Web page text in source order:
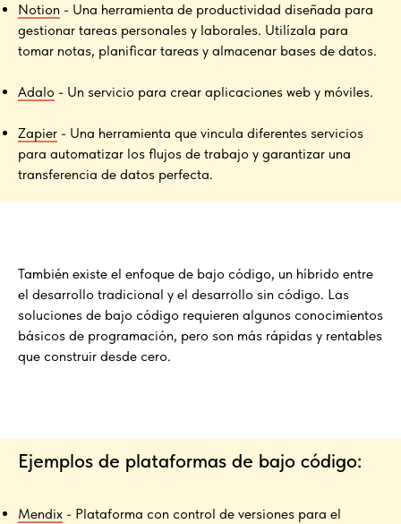
Notion - Una herramienta de productividad diseñada para
gestionar tareas personales y laborales. Utilízala para
tomar notas, planificar tareas y almacenar bases de datos.
Adalo - Un servicio para crear aplicaciones web y móviles.
Zapier - Una herramienta que vincula diferentes servicios
para automatizar los flujos de trabajo y garantizar una
transferencia de datos perfecta.
También existe el enfoque de bajo código, un híbrido entre
el desarrollo tradicional y el desarrollo sin código. Las
soluciones de bajo código requieren algunos conocimientos
básicos de programación, pero son más rápidas y rentables
que construir desde cero.
Ejemplos de plataformas de bajo código:
Mendix - Plataforma con control de versiones para el